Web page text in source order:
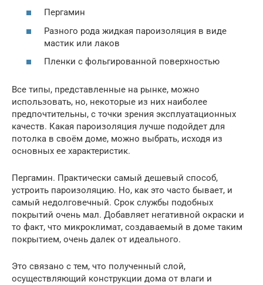
Пергамин
Разного рода жидкая пароизоляция в виде
мастик или лаков
Пленки с фольгированной поверхностью
Все типы, представленные на рынке, можно
использовать, но, некоторые из них наиболее
предпочтительны, с точки зрения эксплуатационных
качеств. Какая пароизоляция лучше подойдет для
потолка в своём доме, можно выбрать, исходя из
основных ее характеристик.
Пергамин. Практически самый дешевый способ,
устроить пароизоляцию. Но, как это часто бывает, и
самый недолговечный. Срок службы подобных
покрытий очень мал. Добавляет негативной окраски и
то факт, что микроклимат, создаваемый в доме таким
покрытием, очень далек от идеального.
Это связано с тем, что полученный слой,
осуществляющий конструкции дома от влаги и